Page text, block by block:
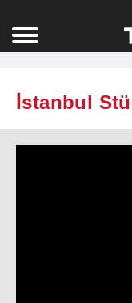
İstanbul